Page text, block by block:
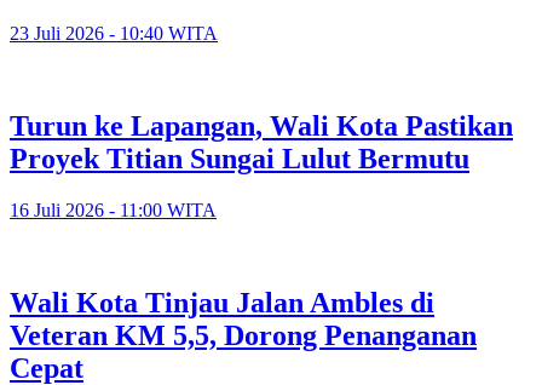
23 Juli 2026 - 10:40 WITA
Turun ke Lapangan, Wali Kota Pastikan
Proyek Titian Sungai Lulut Bermutu
16 Juli 2026 - 11:00 WITA
​Wali Kota Tinjau Jalan Ambles di
Veteran KM 5,5, Dorong Penanganan
Cepat